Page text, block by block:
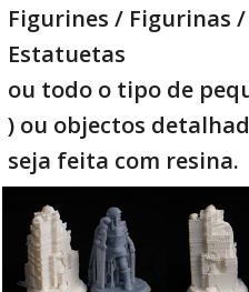
Figurines / Figurinas
Estatuetas
ou todo o tipo de
) ou objectos
seja feita com resina.